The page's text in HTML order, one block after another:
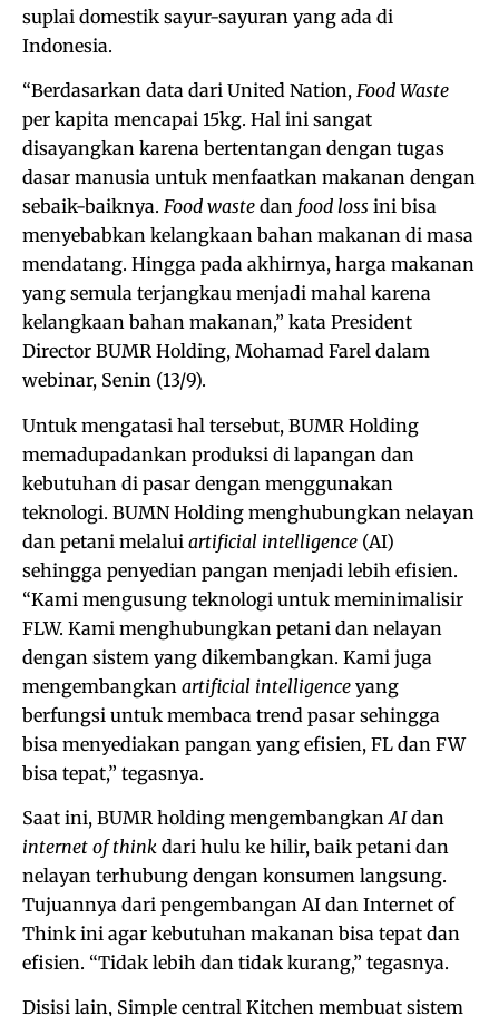
suplai domestik sayur-sayuran yang ada di
Indonesia.
“Berdasarkan data dari United Nation, Food Waste
per kapita mencapai 15kg. Hal ini sangat
disayangkan karena bertentangan dengan tugas
dasar manusia untuk menfaatkan makanan dengan
sebaik-baiknya. Food waste dan food loss ini bisa
menyebabkan kelangkaan bahan makanan di masa
mendatang. Hingga pada akhirnya, harga makanan
yang semula terjangkau menjadi mahal karena
kelangkaan bahan makanan,” kata President
Director BUMR Holding, Mohamad Farel dalam
webinar, Senin (13/9).
Untuk mengatasi hal tersebut, BUMR Holding
memadupadankan produksi di lapangan dan
kebutuhan di pasar dengan menggunakan
teknologi. BUMN Holding menghubungkan nelayan
dan petani melalui artificial intelligence (AI)
sehingga penyedian pangan menjadi lebih efisien.
“Kami mengusung teknologi untuk meminimalisir
FLW. Kami menghubungkan petani dan nelayan
dengan sistem yang dikembangkan. Kami juga
mengembangkan artificial intelligence yang
berfungsi untuk membaca trend pasar sehingga
bisa menyediakan pangan yang efisien, FL dan FW
bisa tepat,” tegasnya.
Saat ini, BUMR holding mengembangkan AIdan
internet of think dari hulu ke hilir, baik petani dan
nelayan terhubung dengan konsumen langsung.
Tujuannya dari pengembangan AI dan Internet of
Think ini agar kebutuhan makanan bisa tepat dan
efisien. “Tidak lebih dan tidak kurang,” tegasnya.
Disisi lain, Simple central Kitchen membuat sistem